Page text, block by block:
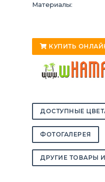
Материалы:
КУПИТЬ
ДОСТУПНЫЕ
ФОТОГАЛЕРЕЯ
ДРУГИЕ ТОВАРЫ